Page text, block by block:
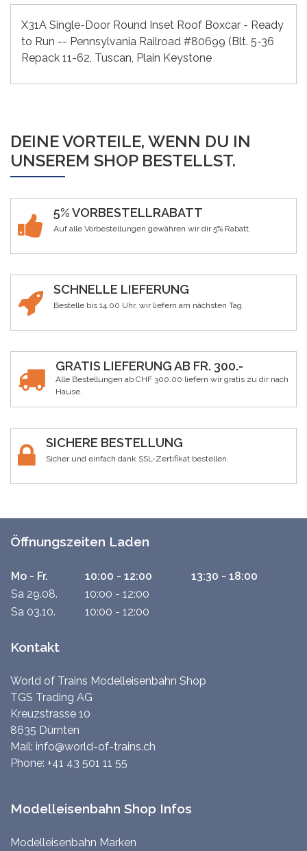
X31A Single-Door Round Inset Roof Boxcar - Ready
to Run -- Pennsylvania Railroad #80699 (Blt. 5-36
Repack 11-62, Tuscan, Plain Keystone
DEINE VORTEILE, WENN DU IN
UNSEREM SHOP BESTELLST.
5% VORBESTELLRABATT
Auf alle Vorbestellungen gewähren wir dir 5% Rabatt.
SCHNELLE LIEFERUNG
Bestelle bis 14.00 Uhr, wir liefern am nächsten Tag.
GRATIS LIEFERUNG AB FR. 300.-
Alle Bestellungen ab CHF 300.00 liefern wir gratis zu dir nach
Hause.
SICHERE BESTELLUNG
Sicher und einfach dank SSL-Zertifikat bestellen.
Öffnungszeiten Laden
Mo - Fr. 10:00 - 12:00
13:30 - 18:00
Sa 29.08.
10:00 - 12:00
Sa 03.10.
10:00 - 12:00
Kontakt
World of Trains Modelleisenbahn Shop
TGS Trading AG
Kreuzstrasse 10
8635 Dürnten
Mail: info@world-of-trains.ch
Phone: +41 43 501 11 55
Modelleisenbahn Shop Infos
Modelleisenbahn Marken